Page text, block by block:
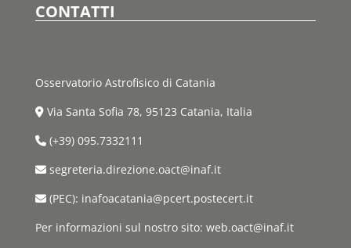
CONTATTI
Osservatorio Astrofisico di Catania
Via Santa Sofia 78, 95123 Catania, Italia
(+39) 095.7332111
segreteria.direzione.oact@inaf.it
(PEC): inafoacatania@pcert.postecert.it
Per informazioni sul nostro sito: web.oact@inaf.it